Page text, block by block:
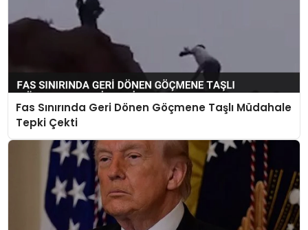
Fas Sınırında Geri Dönen Göçmene Taşlı Müdahale
Tepki Çekti